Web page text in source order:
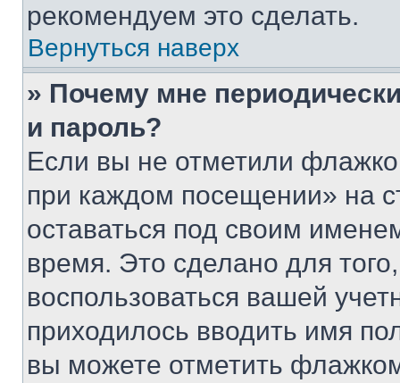
рекомендуем это сделать.
Вернуться наверх
» Почему мне
и пароль?
Если вы не отметили
при каждом посещении» на
оставаться под своим
время. Это сделано для
воспользоваться вашей
приходилось вводить имя
вы можете отметить